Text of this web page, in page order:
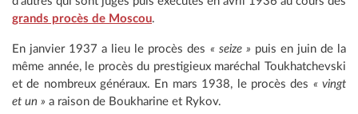
grands procès de Moscou.
En janvier 1937 a lieu le procès des « seize » puis en juin de la
même année, le procès du prestigieux maréchal Toukhatchevski
et de nombreux généraux. En mars 1938, le procès des « vingt
et un » a raison de Boukharine et Rykov.